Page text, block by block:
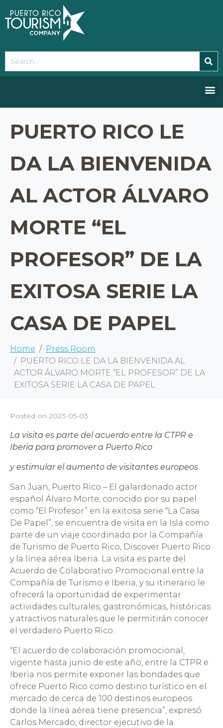
note:
This
website
accessibility
PUERTO RICO LE
DA LA BIENVENIDA
AL ACTOR ÁLVARO
MORTE “EL
PROFESOR” DE LA
EXITOSA SERIE LA
CASA DE PAPEL
Home
Press Room
PUERTO RICO LE DA LA BIENVENIDA AL
ACTOR ÁLVARO MORTE “EL PROFESOR” DE LA
EXITOSA SERIE LA CASA DE PAPEL
Posted on 2023-05-03
La visita es parte del acuerdo entre la CTPR e
Iberia para promover a Puerto Rico
y estimular el aumento de visitantes europeos
San Juan, Puerto Rico – El galardonado actor
español Álvaro Morte, conocido por su papel
como “El Profesor” en la exitosa serie “La Casa
De Papel”, se encuentra de visita en la Isla como
parte de un viaje coordinado por la Compañía
de Turismo de Puerto Rico, Discover Puerto Rico
y la línea aérea Iberia. La visita es parte del
Acuerdo de Colaborativo Promocional entre la
Compañía de Turismo e Iberia, y su itinerario le
ofrecerá la oportunidad de experimentar
actividades culturales, gastronómicas, históricas
y atractivos naturales que le permitirán conocer
el verdadero Puerto Rico.
“El acuerdo de colaboración promocional,
vigente hasta junio de este año, entre la CTPR e
Iberia nos permite exponer las bondades que
ofrece Puerto Rico como destino turístico en el
mercado de cerca de 100 destinos europeos
donde la línea aérea tiene presencia”, expresó
Carlos Mercado, director ejecutivo de la